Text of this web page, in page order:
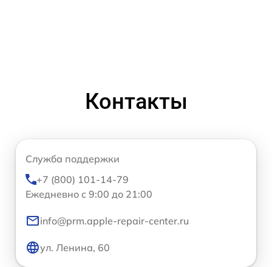
Контакты
Служба поддержки
+7 (800) 101-14-79
Ежедневно с 9:00 до 21:00
info@prm.apple-repair-center.ru
ул. Ленина, 60